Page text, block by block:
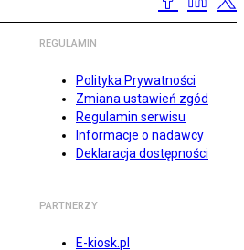
REGULAMIN
Polityka Prywatności
Zmiana ustawień zgód
Regulamin serwisu
Informacje o nadawcy
Deklaracja dostępności
PARTNERZY
E-kiosk.pl